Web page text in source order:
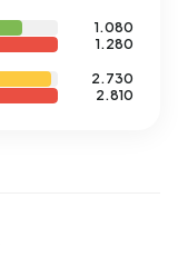
1.080
1.280
2.730
2.810